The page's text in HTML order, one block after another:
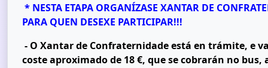
* NESTA ETAPA ORGANÍZASE XANTAR DE
PARA QUEN DESEXE PARTICIPAR!!!
- O Xantar de Confraternidade está en trámite, e
coste aproximado de 18 €, que se cobrarán no bus,